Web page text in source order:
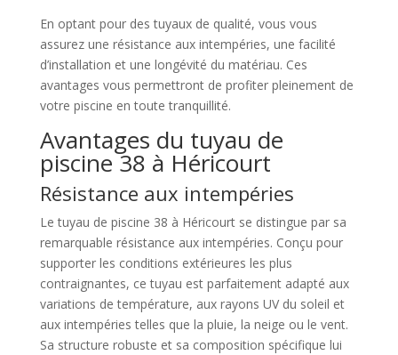
En optant pour des tuyaux de qualité, vous vous
assurez une résistance aux intempéries, une facilité
d’installation et une longévité du matériau. Ces
avantages vous permettront de profiter pleinement de
votre piscine en toute tranquillité.
Avantages du tuyau de
piscine 38 à Héricourt
Résistance aux intempéries
Le tuyau de piscine 38 à Héricourt se distingue par sa
remarquable résistance aux intempéries. Conçu pour
supporter les conditions extérieures les plus
contraignantes, ce tuyau est parfaitement adapté aux
variations de température, aux rayons UV du soleil et
aux intempéries telles que la pluie, la neige ou le vent.
Sa structure robuste et sa composition spécifique lui